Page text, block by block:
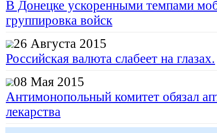
В Донецке ускоренными темпами
группировка войск
26 Августа 2015
Российская валюта слабеет на глазах.
08 Мая 2015
Антимонопольный комитет обязал
лекарства